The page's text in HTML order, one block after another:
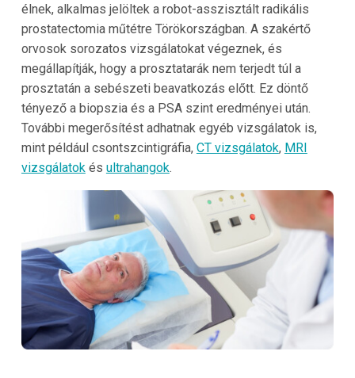
élnek, alkalmas jelöltek a robot-asszisztált radikális
prostatectomia műtétre Törökországban. A szakértő
orvosok sorozatos vizsgálatokat végeznek, és
megállapítják, hogy a prosztatarák nem terjedt túl a
prosztatán a sebészeti beavatkozás előtt. Ez döntő
tényező a biopszia és a PSA szint eredményei után.
További megerősítést adhatnak egyéb vizsgálatok is,
mint például csontszcintigráfia, CT vizsgálatok, MRI
vizsgálatokés ultrahangok.